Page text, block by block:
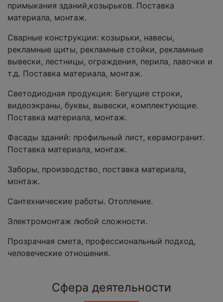
примыкания зданий,козырьков. Поставка
материала, монтаж.
Сварные конструкции: козырьки, навесы,
рекламные щиты, рекламные стойки, рекламные
вывески, лестницы, ограждения, перила, лавочки и
т.д. Поставка материала, монтаж.
Светодиодная продукция: Бегущие строки,
видеоэкраны, буквы, вывески, комплектующие.
Поставка материала, монтаж.
Фасады зданий: профильный лист, керамогранит.
Поставка материала, монтаж.
Заборы, производство, поставка материала,
монтаж.
Сантехнические работы. Отопление.
Электромонтаж любой сложности.
Прозрачная смета, профессиональный подход,
человеческие отношения.
Сфера деятельности